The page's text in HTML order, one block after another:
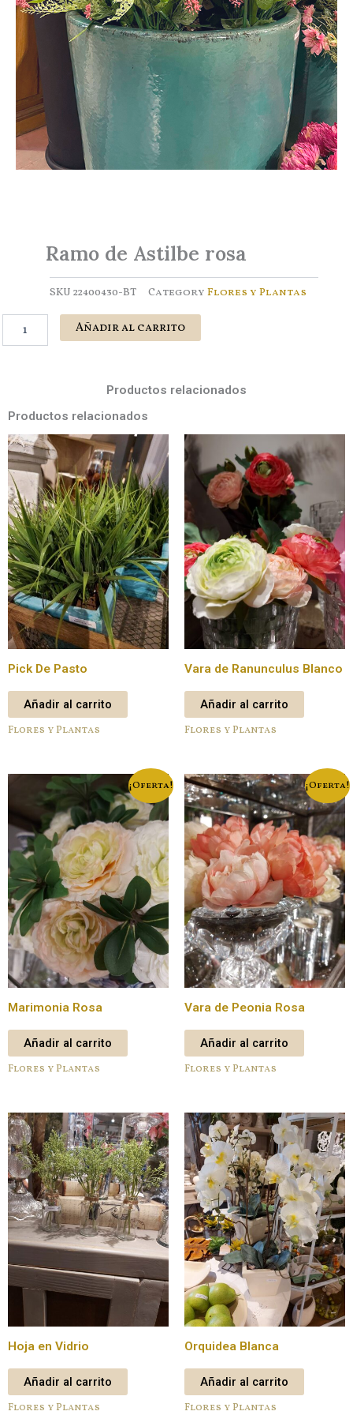
Ramo de Astilbe rosa
SKU 22400430-BT Category Flores y Plantas
Añadir al carrito
Productos relacionados
Productos relacionados
Pick De Pasto
Añadir al carrito
Flores y Plantas
Vara de Ranunculus Blanco
Añadir al carrito
Flores y Plantas
¡Oferta!
Marimonia Rosa
Añadir al carrito
Flores y Plantas
¡Oferta!
Vara de Peonia Rosa
Añadir al carrito
Flores y Plantas
Hoja en Vidrio
Añadir al carrito
Flores y Plantas
Orquidea Blanca
Añadir al carrito
Flores y Plantas